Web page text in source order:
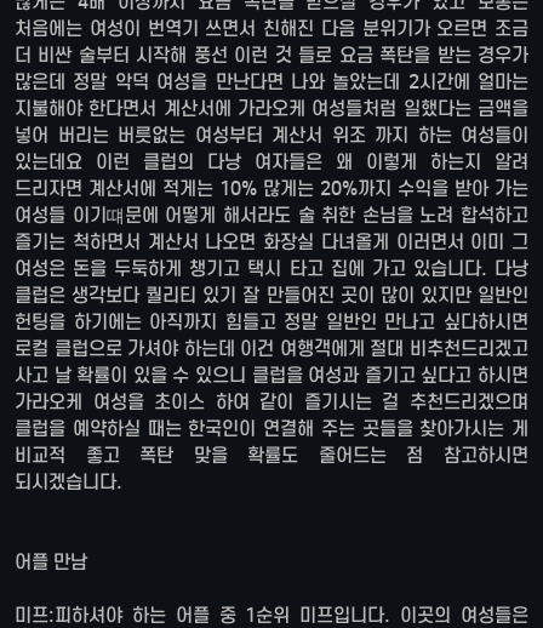
처음에는 여성이 번역기 쓰면서 친해진 다음 분위기가 오르면 조금
더 비싼 술부터 시작해 풍선 이런 것 들로 요금 폭탄을 받는 경우가
많은데 정말 악덕 여성을 만난다면 나와 놀았는데 2시간에 얼마는
지불해야 한다면서 계산서에 가라오케 여성들처럼 일했다는 금액을
넣어 버리는 버릇없는 여성부터 계산서 위조 까지 하는 여성들이
있는데요 이런 클럽의 다낭 여자들은 왜 이렇게 하는지 알려
드리자면 계산서에 적게는 10% 많게는 20%까지 수익을 받아 가는
여성들 이기떄문에 어떻게 해서라도 술 취한 손님을 노려 합석하고
즐기는 척하면서 계산서 나오면 화장실 다녀올게 이러면서 이미 그
여성은 돈을 두둑하게 챙기고 택시 타고 집에 가고 있습니다. 다낭
클럽은 생각보다 퀄리티 있기 잘 만들어진 곳이 많이 있지만 일반인
헌팅을 하기에는 아직까지 힘들고 정말 일반인 만나고 싶다하시면
로컬 클럽으로 가셔야 하는데 이건 여행객에게 절대 비추천드리겠고
사고 날 확률이 있을 수 있으니 클럽을 여성과 즐기고 싶다고 하시면
가라오케 여성을 초이스 하여 같이 즐기시는 걸 추천드리겠으며
클럽을 예약하실 때는 한국인이 연결해 주는 곳들을 찾아가시는 게
비교적 좋고 폭탄 맞을 확률도 줄어드는 점 참고하시면
되시겠습니다.
어플 만남
미프:피하셔야 하는 어플 중 1순위 미프입니다. 이곳의 여성들은